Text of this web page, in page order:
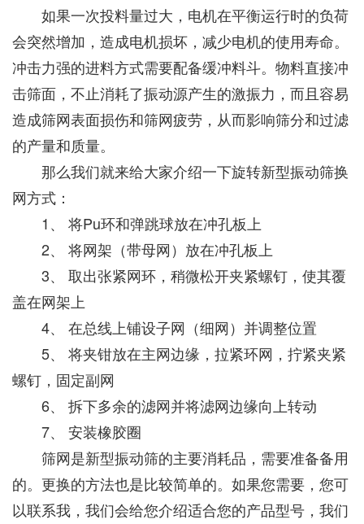
如果一次投料量过大，电机在平衡运行时的负荷
会突然增加，造成电机损坏，减少电机的使用寿命。
冲击力强的进料方式需要配备缓冲料斗。物料直接冲
击筛面，不止消耗了振动源产生的激振力，而且容易
造成筛网表面损伤和筛网疲劳，从而影响筛分和过滤
的产量和质量。
那么我们就来给大家介绍一下旋转新型振动筛换
网方式：
1、 将Pu环和弹跳球放在冲孔板上
2、 将网架（带母网）放在冲孔板上
3、 取出张紧网环，稍微松开夹紧螺钉，使其覆
盖在网架上
4、 在总线上铺设子网（细网）并调整位置
5、 将夹钳放在主网边缘，拉紧环网，拧紧夹紧
螺钉，固定副网
6、 拆下多余的滤网并将滤网边缘向上转动
7、 安装橡胶圈
筛网是新型振动筛的主要消耗品，需要准备备用
的。更换的方法也是比较简单的。如果您需要，您可
以联系我，我们会给您介绍适合您的产品型号，我们